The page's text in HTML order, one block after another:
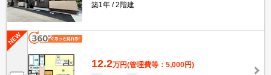
築1年
2階建
12.2万円(管理費等：5,000円)